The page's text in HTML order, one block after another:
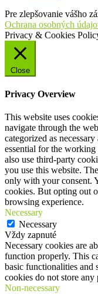
Pre zlepšovanie vášho
Ochrana osobných
Privacy & Cookies
Close
Privacy Overview
This website uses
navigate through the
categorized as
essential for the
also use third-party
you use this website.
only with your consent.
cookies. But opting out
browsing experience.
Necessary
Necessary
Vždy zapnuté
Necessary cookies are
function properly. This
basic functionalities and
cookies do not store
Non-necessary